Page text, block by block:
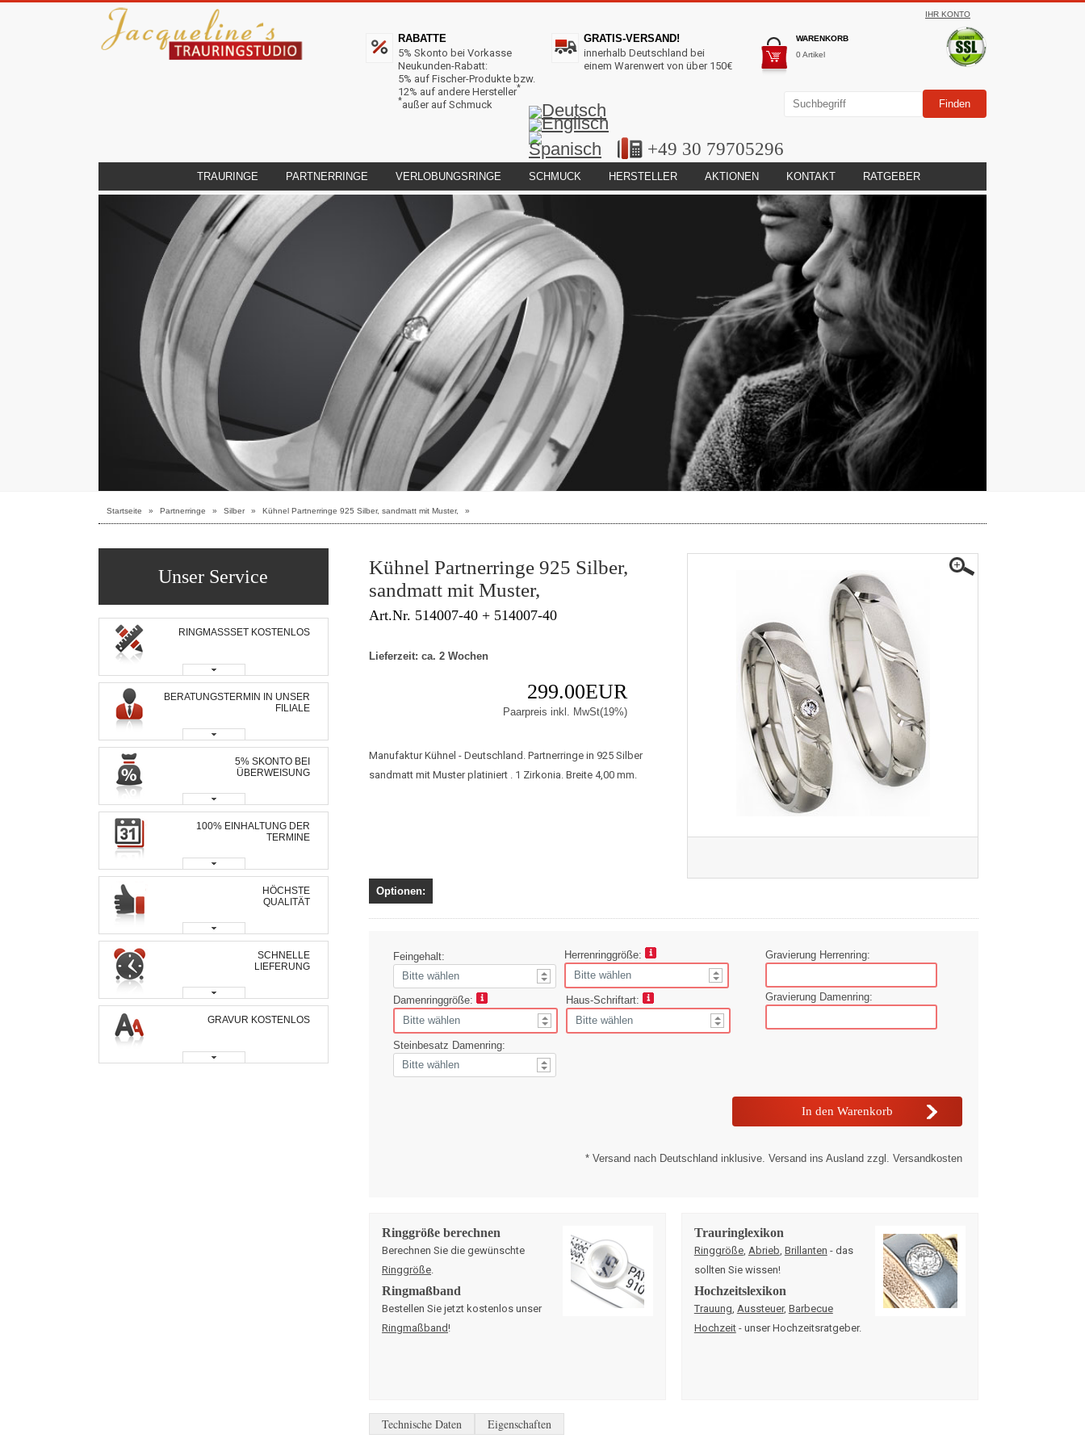
IHR KONTO
WARENKORB
0 Artikel
RABATTE
5% Skonto bei Vorkasse
Neukunden-Rabatt:
5% auf Fischer-Produkte bzw.
12% auf andere Hersteller*
*außer auf Schmuck
GRATIS-VERSAND!
innerhalb Deutschland bei
einem Warenwert von über 150€
+49 30 79705296
TRAURINGE PARTNERRINGE VERLOBUNGSRINGE SCHMUCK HERSTELLER AKTIONEN KONTAKT RATGEBER
Startseite » Partnerringe » Silber » Kühnel Partnerringe 925 Silber, sandmatt mit Muster, »
Kühnel Partnerringe 925 Silber,
sandmatt mit Muster,
Art.Nr. 514007-40 + 514007-40
Lieferzeit: ca. 2 Wochen
299.00EUR
Paarpreis inkl. MwSt(19%)
Manufaktur Kühnel - Deutschland. Partnerringe in 925 Silber
sandmatt mit Muster platiniert . 1 Zirkonia. Breite 4,00 mm.
Optionen:
Feingehalt: Herrenringgröße:
Damenringgröße: Haus-Schriftart:
Steinbesatz Damenring:
Gravierung Herrenring:
Gravierung Damenring:
* Versand nach Deutschland inklusive. Versand ins Ausland zzgl. Versandkosten
Ringgröße berechnen
Berechnen Sie die gewünschte
Ringgröße
Ringmaßband
Bestellen Sie jetzt kostenlos unser
Ringmaßband!
Trauringlexikon
Ringgröße, Abrieb Brillanten - das
sollten Sie wissen!
Hochzeitslexikon
Trauung Aussteuer, Barbecue
Hochzeit- unser Hochzeitsratgeber.
Technische Daten Eigenschaften
Unser Service
RINGMASSSET KOSTENLOS
BERATUNGSTERMIN IN UNSER
FILIALE
5% SKONTO BEI
ÜBERWEISUNG
100% EINHALTUNG DER
TERMINE
HÖCHSTE
QUALITÄT
SCHNELLE
LIEFERUNG
GRAVUR KOSTENLOS